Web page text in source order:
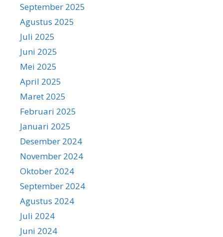
September 2025
Agustus 2025
Juli 2025
Juni 2025
Mei 2025
April 2025
Maret 2025
Februari 2025
Januari 2025
Desember 2024
November 2024
Oktober 2024
September 2024
Agustus 2024
Juli 2024
Juni 2024